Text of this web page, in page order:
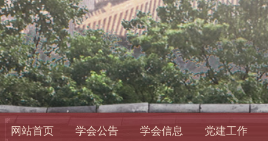
网站首页 学会公告 学会信息 党建工作